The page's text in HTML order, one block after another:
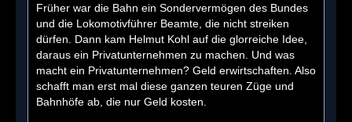
Früher war die Bahn ein Sondervermögen des Bundes
und die Lokomotivführer Beamte, die nicht streiken
dürfen. Dann kam Helmut Kohl auf die glorreiche Idee,
daraus ein Privatunternehmen zu machen. Und was
macht ein Privatunternehmen? Geld erwirtschaften. Also
schafft man erst mal diese ganzen teuren Züge und
Bahnhöfe ab, die nur Geld kosten.